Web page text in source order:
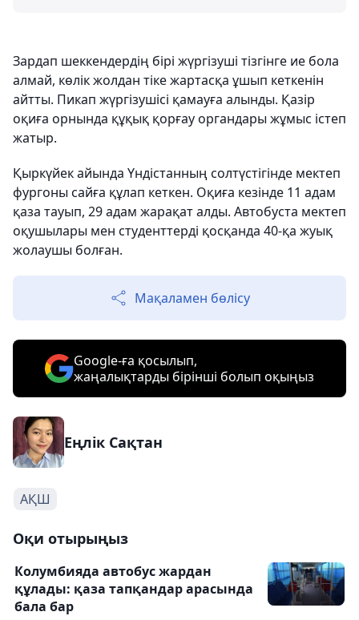
Зардап шеккендердің бірі жүргізуші тізгінге ие бола
алмай, көлік жолдан тіке жартасқа ұшып кеткенін
айтты. Пикап жүргізушісі қамауға алынды. Қазір
оқиға орнында құқық қорғау органдары жұмыс істеп
жатыр.
Қыркүйек айында Үндістанның солтүстігінде мектеп
фургоны сайға құлап кеткен. Оқиға кезінде 11 адам
қаза тауып, 29 адам жарақат алды. Автобуста мектеп
оқушылары мен студенттерді қосқанда 40-қа жуық
жолаушы болған.
Мақаламен бөлісу
Google-ға қосылып,
жаңалықтарды бірінші болып оқыңыз
Еңлік Сақтан
АҚШ
Оқи отырыңыз
Колумбияда автобус жардан
құлады: қаза тапқандар арасында
бала бар